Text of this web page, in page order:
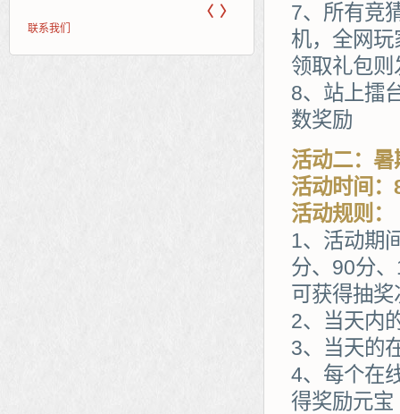
〈 〉
联系我们
7、所有竞
机，全网
领取礼包则
8、站上擂
数奖励
活动二：
活动时间
活动规则：
1、活动期
分、90分
可获得抽奖
2、当天内
3、当天的
4、每个在
得奖励元宝